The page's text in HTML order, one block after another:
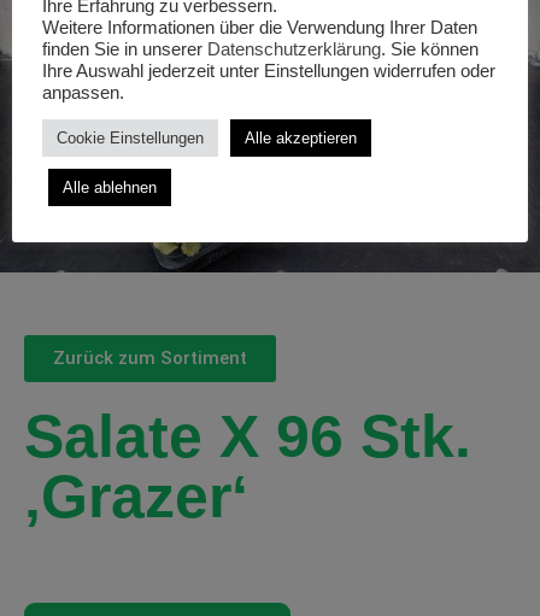
Zurück zum Sortiment
Salate X 96 Stk.
‚Grazer‘
Ihre Erfahrung zu verbessern.
Weitere Informationen über die Verwendung Ihrer Daten
finden Sie in unserer Datenschutzerklärung. Sie können
Ihre Auswahl jederzeit unter Einstellungen widerrufen oder
anpassen.
Cookie Einstellungen Alle akzeptieren
Alle ablehnen